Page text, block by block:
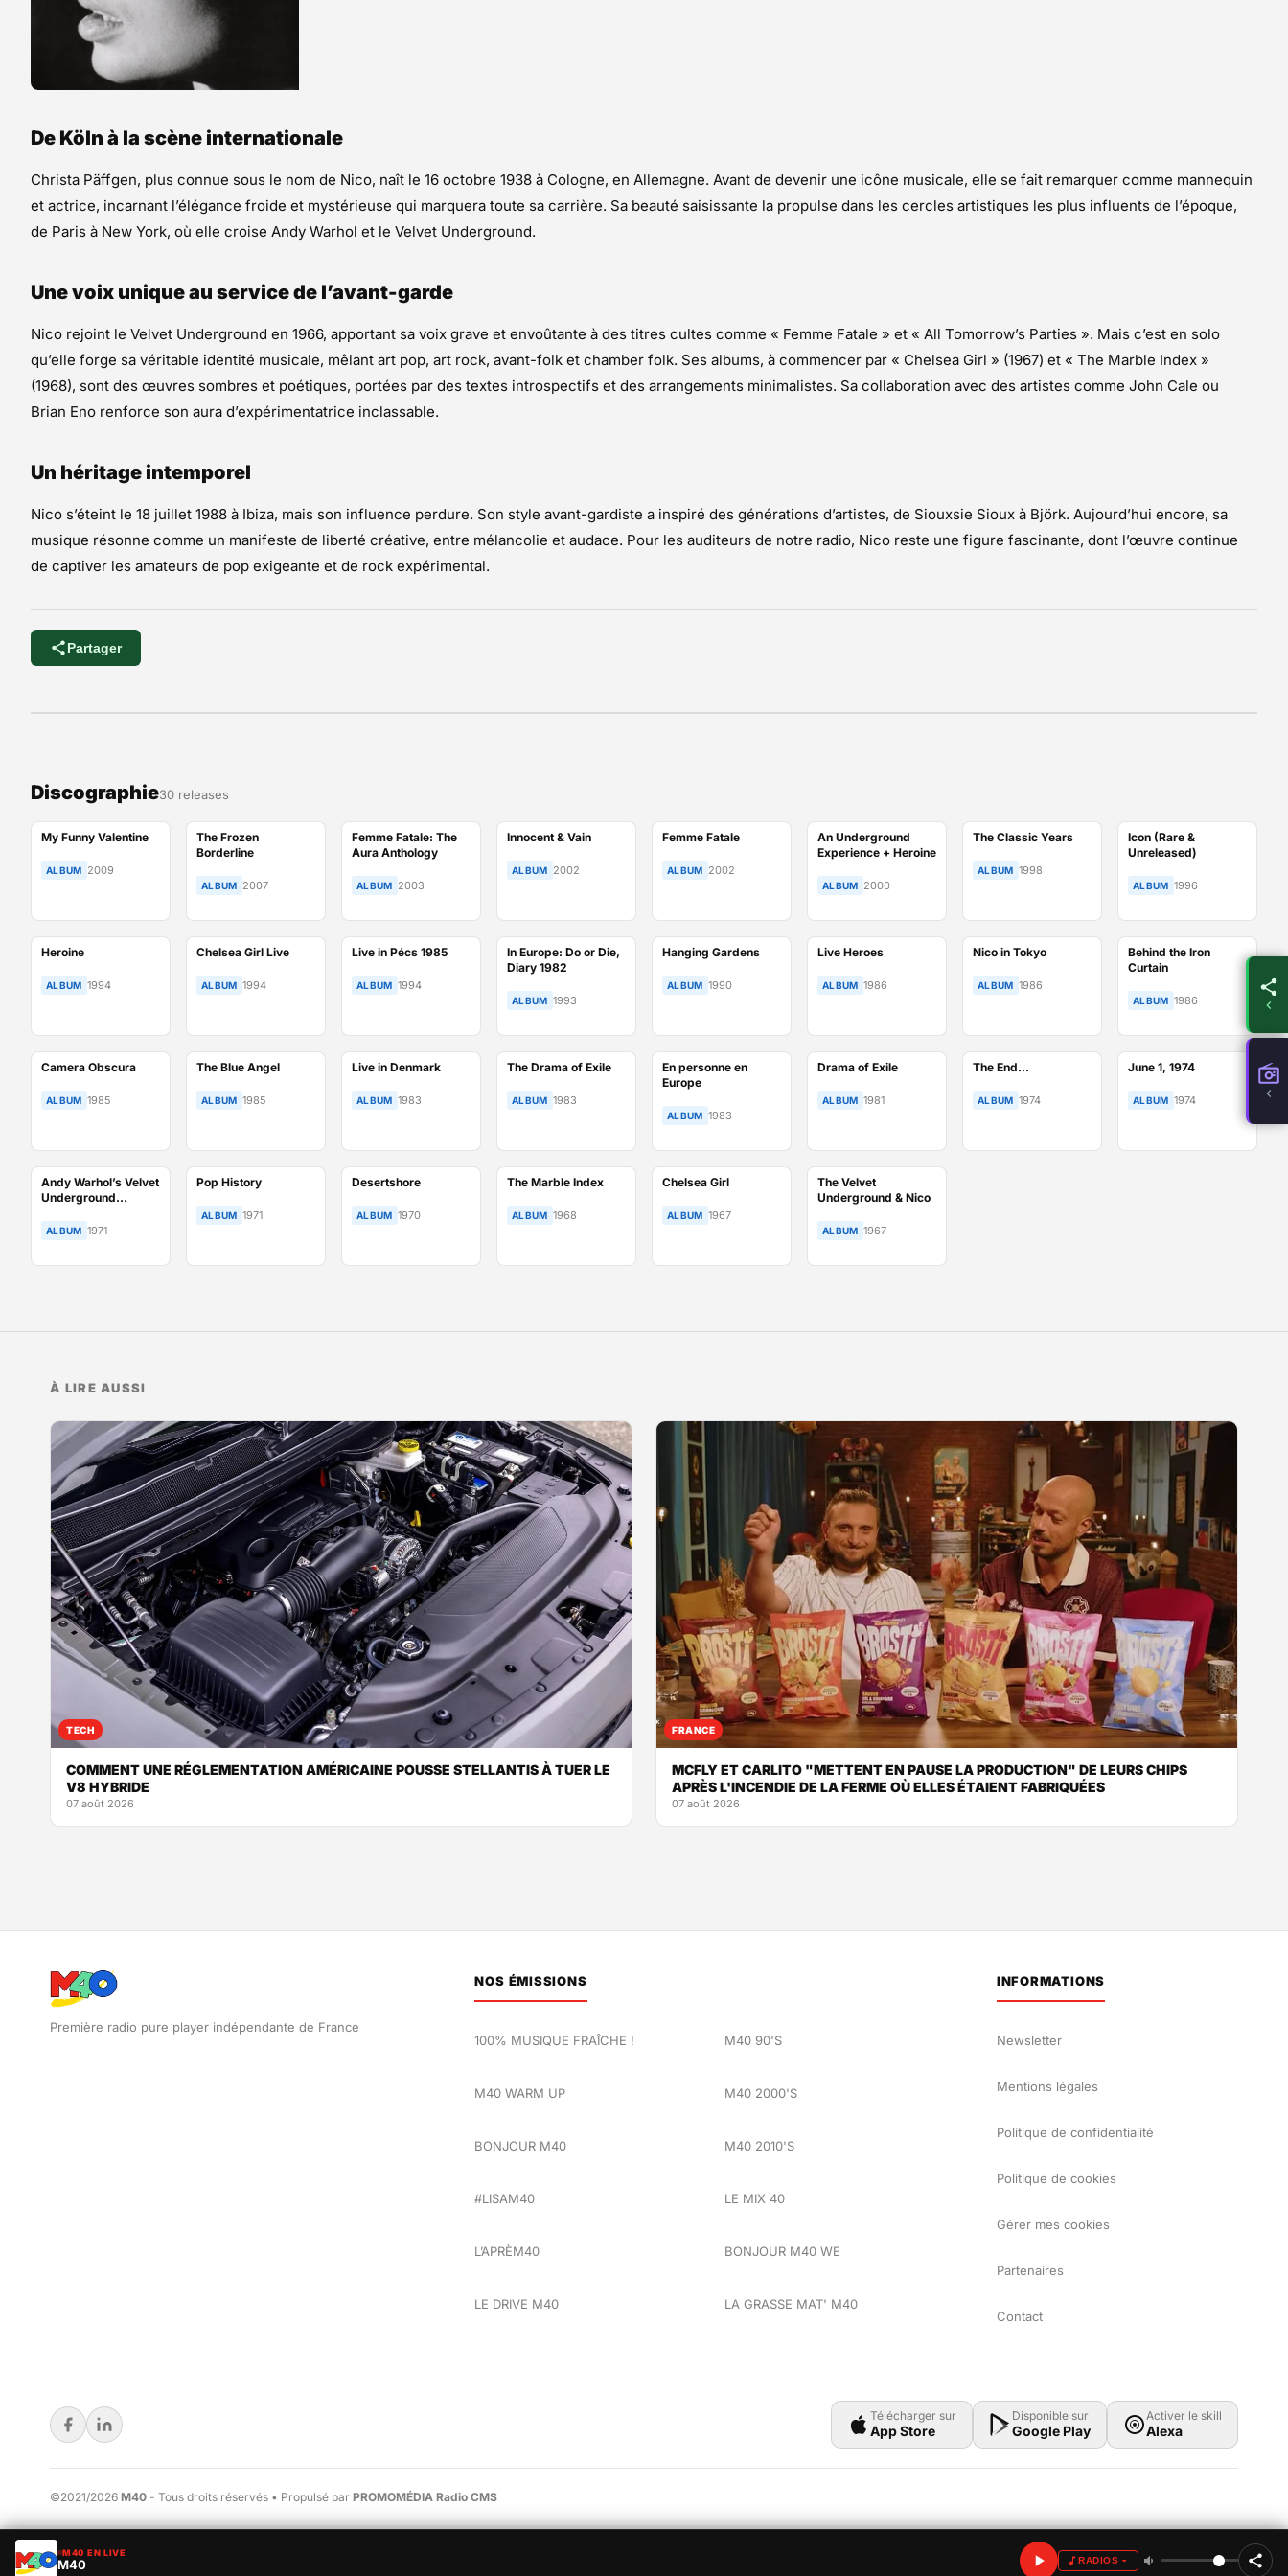
De Köln à la scène internationale
Christa Päffgen, plus connue sous le nom de Nico, naît le 16 octobre 1938 à Cologne, en Allemagne. Avant de devenir une icône musicale, elle se fait remarquer comme mannequin
et actrice, incarnant l’élégance froide et mystérieuse qui marquera toute sa carrière. Sa beauté saisissante la propulse dans les cercles artistiques les plus influents de l’époque,
de Paris à New York, où elle croise Andy Warhol et le Velvet Underground.
Une voix unique au service de l’avant-garde
Nico rejoint le Velvet Underground en 1966, apportant sa voix grave et envoûtante à des titres cultes comme « Femme Fatale » et « All Tomorrow’s Parties ». Mais c’est en solo
qu’elle forge sa véritable identité musicale, mêlant art pop, art rock, avant-folk et chamber folk. Ses albums, à commencer par « Chelsea Girl » (1967) et « The Marble Index »
(1968), sont des œuvres sombres et poétiques, portées par des textes introspectifs et des arrangements minimalistes. Sa collaboration avec des artistes comme John Cale ou
Brian Eno renforce son aura d’expérimentatrice inclassable.
Un héritage intemporel
Nico s’éteint le 18 juillet 1988 à Ibiza, mais son influence perdure. Son style avant-gardiste a inspiré des générations d’artistes, de Siouxsie Sioux à Björk. Aujourd’hui encore, sa
musique résonne comme un manifeste de liberté créative, entre mélancolie et audace. Pour les auditeurs de notre radio, Nico reste une figure fascinante, dont l’œuvre continue
de captiver les amateurs de pop exigeante et de rock expérimental.
Partager
Discographie30 releases
My Funny Valentine
ALBUM 2009
The Frozen
Borderline
ALBUM 2007
Femme Fatale: The
Aura Anthology
ALBUM 2003
Innocent & Vain
ALBUM 2002
Femme Fatale
ALBUM 2002
An Underground
Experience + Heroine
ALBUM 2000
The Classic Years
ALBUM 1998
Icon (Rare &
Unreleased)
ALBUM 1996
Heroine
ALBUM 1994
Chelsea Girl Live
ALBUM 1994
Live in Pécs 1985
ALBUM 1994
In Europe: Do or Die,
Diary 1982
ALBUM 1993
Hanging Gardens
ALBUM 1990
Live Heroes
ALBUM 1986
Nico in Tokyo
ALBUM 1986
Behind the Iron
Curtain
ALBUM 1986
Camera Obscura
ALBUM 1985
The Blue Angel
ALBUM 1985
Live in Denmark
ALBUM 1983
The Drama of Exile
ALBUM 1983
En personne en
Europe
ALBUM 1983
Drama of Exile
ALBUM 1981
The End…
ALBUM 1974
June 1, 1974
ALBUM 1974
Andy Warhol’s Velvet
Underground
ALBUM 1971
Pop History
ALBUM 1971
Desertshore
ALBUM 1970
The Marble Index
ALBUM 1968
Chelsea Girl
ALBUM 1967
The Velvet
Underground & Nico
ALBUM 1967
À LIRE AUSSI
TECH
COMMENT UNE RÉGLEMENTATION AMÉRICAINE POUSSE STELLANTIS À TUER LE
V8 HYBRIDE
07 août 2026
FRANCE
MCFLY ET CARLITO "METTENT EN PAUSE LA PRODUCTION" DE LEURS CHIPS
APRÈS L'INCENDIE DE LA FERME OÙ ELLES ÉTAIENT FABRIQUÉES
07 août 2026
Première radio pure player indépendante de France
NOS ÉMISSIONS
100% MUSIQUE FRAÎCHE !
M40 WARM UP
BONJOUR M40
#LISAM40
L’APRÈM40
LE DRIVE M40
M40 90'S
M40 2000'S
M40 2010'S
LE MIX 40
BONJOUR M40 WE
LA GRASSE MAT' M40
INFORMATIONS
Newsletter
Mentions légales
Politique de confidentialité
Politique de cookies
Gérer mes cookies
Partenaires
Contact
Télécharger sur
App Store
Disponible sur
Google Play
Activer le skill
Alexa
©2021/2026 M40 - Tous droits réservés • Propulsé par PROMOMÉDIA Radio CMS
M40 EN LIVE
M40 RADIOS